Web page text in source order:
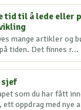
tid til å lede eller
mange artikler og
tiden. Det finnes r...
sjef
som du har fått
oppdrag med nye